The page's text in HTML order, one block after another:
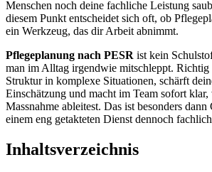
Menschen noch deine fachliche Leistung
diesem Punkt entscheidet sich oft, ob
ein Werkzeug, das dir Arbeit abnimmt.
Pflegeplanung nach PESR ist kein
man im Alltag irgendwie mitschleppt. Richtig
Struktur in komplexe Situationen, schärft
Einschätzung und macht im Team sofort
Massnahme ableitest. Das ist besonders
einem eng getakteten Dienst dennoch
Inhaltsverzeichnis